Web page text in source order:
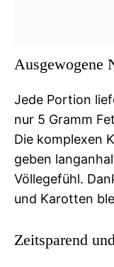
Ausgewogene
Jede Portion
nur 5 Gramm
Die komplexen
geben
Völlegefühl.
und Karotten
Zeitsparend